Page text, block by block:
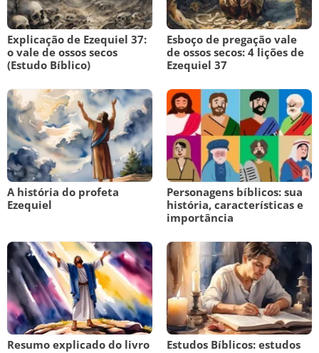
Explicação de Ezequiel 37:
o vale de ossos secos
(Estudo Bíblico)
Esboço de pregação vale
de ossos secos: 4 lições de
Ezequiel 37
A história do profeta
Ezequiel
Personagens bíblicos: sua
história, características e
importância
Resumo explicado do livro
Estudos Bíblicos: estudos